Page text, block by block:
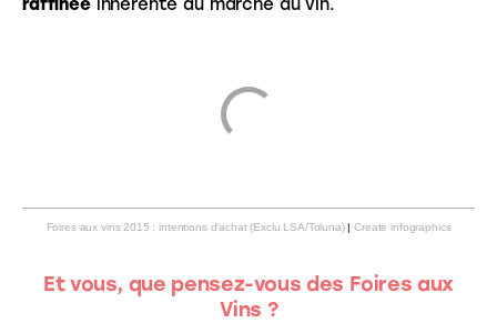
raffinée inhérente au marché du vin.
Foires aux vins 2015 : intentions d’achat (Exclu LSA/Toluna)|Create infographics
Et vous, que pensez-vous des Foires aux
Vins ?